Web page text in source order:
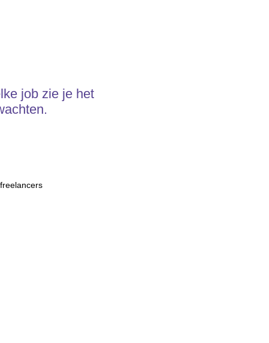
job zie je het
freelancers